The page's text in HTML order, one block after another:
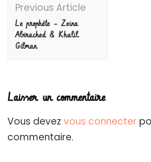
Navigation
Previous Article
Le prophète – Zeina
Abirached & Khalil
Gibran
Laisser un commentaire
Vous devez vous connecter
commentaire.